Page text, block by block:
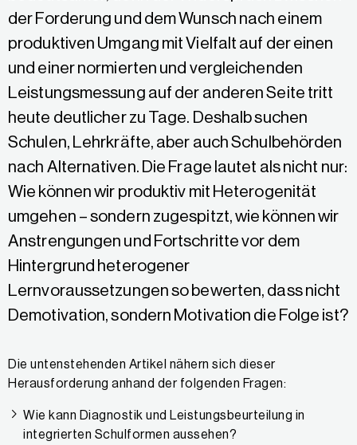
der Forderung und dem Wunsch nach einem
produktiven Umgang mit Vielfalt auf der einen
und einer normierten und vergleichenden
Leistungsmessung auf der anderen Seite tritt
heute deutlicher zu Tage. Deshalb suchen
Schulen, Lehrkräfte, aber auch Schulbehörden
nach Alternativen. Die Frage lautet als nicht nur:
Wie können wir produktiv mit Heterogenität
umgehen – sondern zugespitzt, wie können wir
Anstrengungen und Fortschritte vor dem
Hintergrund heterogener
Lernvoraussetzungen so bewerten, dass nicht
Demotivation, sondern Motivation die Folge ist?
Die untenstehenden Artikel nähern sich dieser
Herausforderung anhand der folgenden Fragen:
Wie kann Diagnostik und Leistungsbeurteilung in
integrierten Schulformen aussehen?